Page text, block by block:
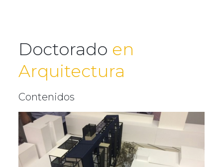
Doctorado en
Arquitectura
Contenidos